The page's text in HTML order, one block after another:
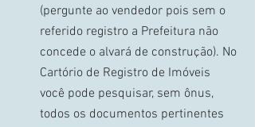
(pergunte ao vendedor pois sem o
referido registro a Prefeitura não
concede o alvará de construção). No
Cartório de Registro de Imóveis
você pode pesquisar, sem ônus,
todos os documentos pertinentes